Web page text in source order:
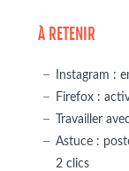
À RETENIR
Instagram :
Firefox :
Travailler
Astuce :
2 clics